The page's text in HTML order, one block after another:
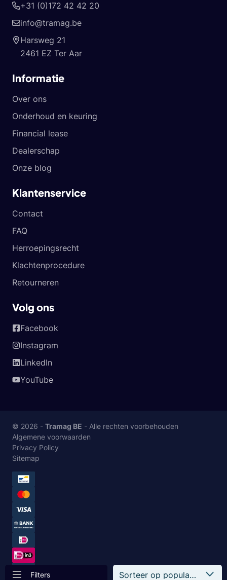
Filters
+31 (0)172 42 42 20
info@tramag.be
Harsweg 21
2461 EZ Ter Aar
Informatie
Over ons
Onderhoud en keuring
Financial lease
Dealerschap
Onze blog
Klantenservice
Contact
FAQ
Herroepingsrecht
Klachtenprocedure
Retourneren
Volg ons
Facebook
Instagram
LinkedIn
YouTube
© 2026 - Tramag BE - Alle rechten voorbehouden
Algemene voorwaarden
Privacy Policy
Sitemap